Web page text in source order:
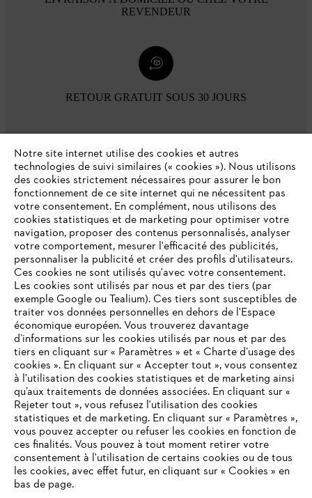
REVENDEUR
RETOUR GRATUIT SOUS 30 JOURS
L'Entreprise
Questions / Réponses
Service
Conditions Générales de Vente
VOTRE NAVIGATEUR INTERNET
N'EST PLUS PRIS EN CHARGE
Vous utilisez un navigateur Internet que nous ne prenons plus
en charge, et certaines fonctionnalités de notre site ne
peuvent fonctionner correctement. Pour une utilisation
Notre site internet utilise des cookies et autres
technologies de suivi similaires (« cookies »). Nous utilisons
des cookies strictement nécessaires pour assurer le bon
fonctionnement de ce site internet qui ne nécessitent pas
votre consentement. En complément, nous utilisons des
cookies statistiques et de marketing pour optimiser votre
navigation, proposer des contenus personnalisés, analyser
votre comportement, mesurer l'efficacité des publicités,
personnaliser la publicité et créer des profils d'utilisateurs.
Ces cookies ne sont utilisés qu'avec votre consentement.
Les cookies sont utilisés par nous et par des tiers (par
exemple Google ou Tealium). Ces tiers sont susceptibles de
traiter vos données personnelles en dehors de l'Espace
économique européen. Vous trouverez davantage
d’informations sur les cookies utilisés par nous et par des
tiers en cliquant sur « Paramètres » et « Charte d’usage des
cookies ». En cliquant sur « Accepter tout », vous consentez
à l'utilisation des cookies statistiques et de marketing ainsi
qu’aux traitements de données associées. En cliquant sur «
Rejeter tout », vous refusez l'utilisation des cookies
statistiques et de marketing. En cliquant sur « Paramètres »,
vous pouvez accepter ou refuser les cookies en fonction de
ces finalités. Vous pouvez à tout moment retirer votre
consentement à l'utilisation de certains cookies ou de tous
les cookies, avec effet futur, en cliquant sur « Cookies » en
bas de page.